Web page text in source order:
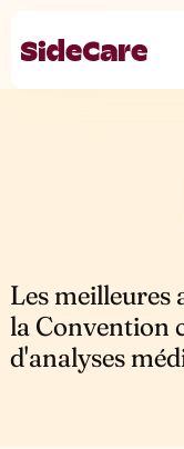
Les meilleures
la Convention
d'analyses